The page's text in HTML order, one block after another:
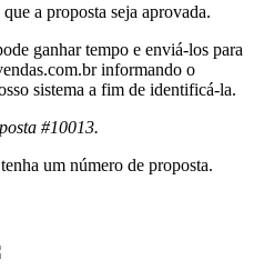
a proposta seja aprovada.
ganhar tempo e enviá-los para
informando o
sistema a fim de identificá-la.
#10013.
um número de proposta.